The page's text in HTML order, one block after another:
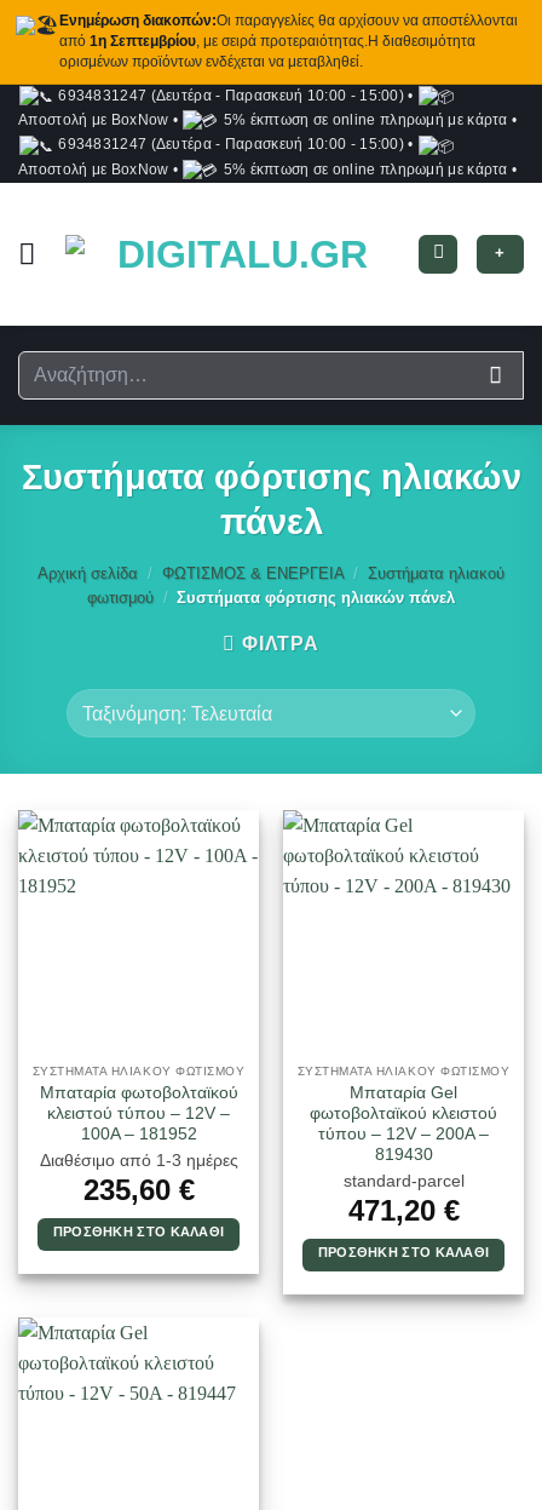
Ενημέρωση διακοπών:Οι παραγγελίες θα αρχίσουν να αποστέλλονται
από1η Σεπτεμβρίου, με σειρά προτεραιότητας.Η διαθεσιμότητα
ορισμένων προϊόντων ενδέχεται να μεταβληθεί.
Μετάβαση
στο
περιεχόμενο
6934831247 (Δευτέρα - Παρασκευή 10:00 - 15:00) •
Αποστολή με BoxNow • 5% έκπτωση σε online πληρωμή με κάρτα •
6934831247 (Δευτέρα - Παρασκευή 10:00 - 15:00) •
Αποστολή με BoxNow • 5% έκπτωση σε online πληρωμή με κάρτα •
+
Αναζήτηση
για:
Συστήματα φόρτισης ηλιακών
πάνελ
Αρχική σελίδα / ΦΩΤΙΣΜΟΣ & ΕΝΕΡΓΕΙΑ / Συστήματα ηλιακού
φωτισμού / Συστήματα φόρτισης ηλιακών πάνελ
ΦΙΛΤΡΑ
ΣΥΣΤΉΜΑΤΑ ΗΛΙΑΚΟΎ ΦΩΤΙΣΜΟΎ
Μπαταρία φωτοβολταϊκού
κλειστού τύπου – 12V –
100A – 181952
Διαθέσιμο από 1-3 ημέρες
235,60 €
ΠΡΟΣΘΉΚΗ ΣΤΟ ΚΑΛΆΘΙ
ΣΥΣΤΉΜΑΤΑ ΗΛΙΑΚΟΎ ΦΩΤΙΣΜΟΎ
Μπαταρία Gel
φωτοβολταϊκού κλειστού
τύπου – 12V – 200A –
819430
standard-parcel
471,20 €
ΠΡΟΣΘΉΚΗ ΣΤΟ ΚΑΛΆΘΙ